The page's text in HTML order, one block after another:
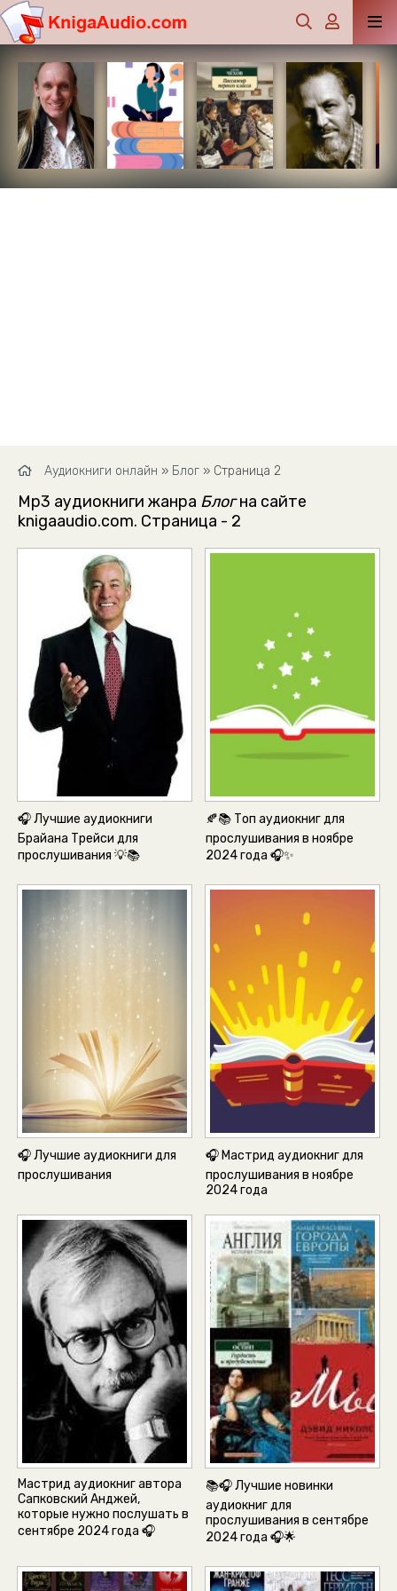
Аудиокниги онлайн » Блог » Страница 2
Mp3 аудиокниги жанра Блогна сайте
knigaaudio.com. Страница - 2
🎧 Лучшие аудиокниги
Брайана Трейси для
прослушивания 💡📚
🍂📚 Топ аудиокниг для
прослушивания в ноябре
2024 года 🎧✨
🎧 Лучшие аудиокниги для
прослушивания
🎧 Мастрид аудиокниг для
прослушивания в ноябре
2024 года
Мастрид аудиокниг автора
Сапковский Анджей,
которые нужно послушать в
сентябре 2024 года 🎧
📚🎧 Лучшие новинки
аудиокниг для
прослушивания в сентябре
2024 года 🎧🌟